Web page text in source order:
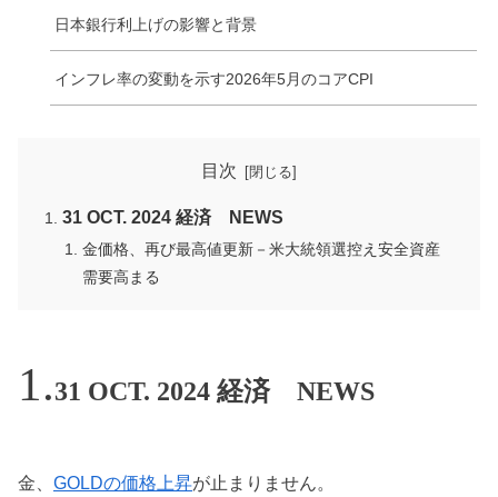
日本銀行利上げの影響と背景
インフレ率の変動を示す2026年5月のコアCPI
目次
31 OCT. 2024 経済 NEWS
金価格、再び最高値更新－米大統領選控え安全資産
需要高まる
31 OCT. 2024 経済 NEWS
金、 GOLDの価格上昇が止まりません。